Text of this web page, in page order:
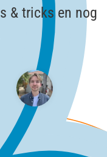
& tricks en nog